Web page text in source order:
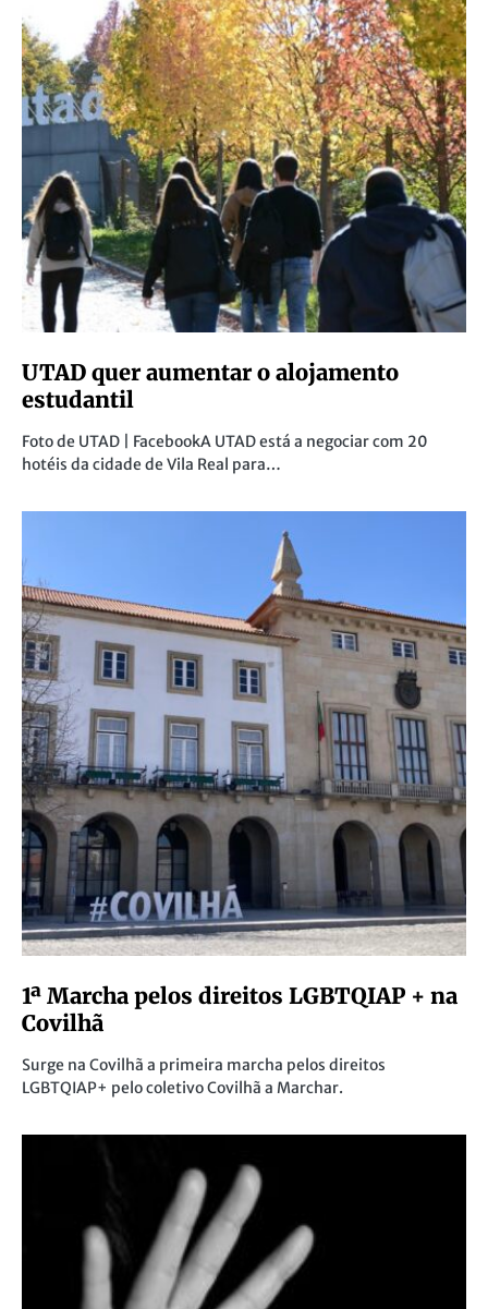
UTAD quer aumentar o alojamento
estudantil
Foto de UTAD | FacebookA UTAD está a negociar com 20
hotéis da cidade de Vila Real para…
1ª Marcha pelos direitos LGBTQIAP + na
Covilhã
Surge na Covilhã a primeira marcha pelos direitos
LGBTQIAP+ pelo coletivo Covilhã a Marchar.